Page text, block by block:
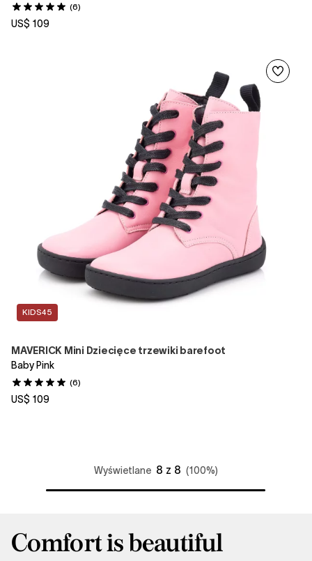
(6)
US$ 109
KIDS45
MAVERICK Mini Dziecięce trzewiki barefoot
Baby Pink
(6)
US$ 109
Wyświetlane 8 z 8 (100%)
Comfort is beautiful